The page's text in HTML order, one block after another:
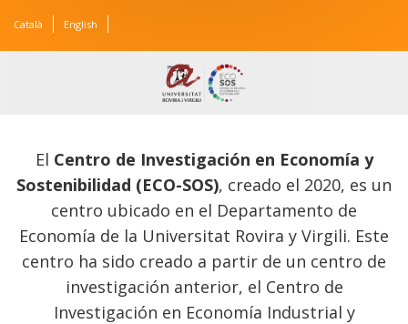
Català English
El Centro de Investigación en Economía y
Sostenibilidad (ECO-SOS), creado el 2020, es un
centro ubicado en el Departamento de
Economía de la Universitat Rovira y Virgili. Este
centro ha sido creado a partir de un centro de
investigación anterior, el Centro de
Investigación en Economía Industrial y